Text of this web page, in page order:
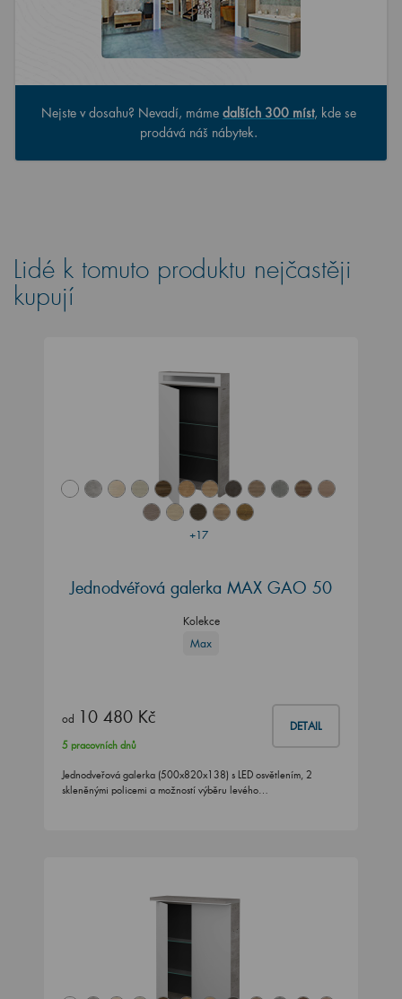
Nejste v dosahu? Nevadí, máme dalších 300 míst, kde se
prodává náš nábytek.
Lidé k tomuto produktu nejčastěji
kupují
+17
Jednodvéřová galerka MAX GAO 50
Kolekce
Max
od 10 480 Kč DETAIL
5 pracovních dnů
Jednodveřová galerka (500x820x138) s LED osvětlením, 2
skleněnými policemi a možností výběru levého…